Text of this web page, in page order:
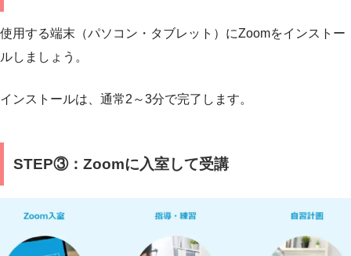
使用する端末（パソコン・タブレット）にZoomをインストー
ルしましょう。
インストールは、通常2～3分で完了します。
STEP③：Zoomに入室して受講